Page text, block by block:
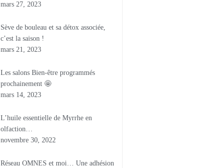
mars 27, 2023
Sève de bouleau et sa détox associée,
c’est la saison !
mars 21, 2023
Les salons Bien-être programmés
prochainement 🤩
mars 14, 2023
L’huile essentielle de Myrrhe en
olfaction…
novembre 30, 2022
Réseau OMNES et moi… Une adhésion